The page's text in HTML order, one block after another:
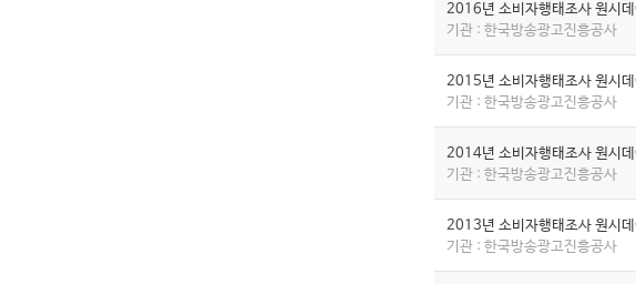
2016년 소비자행태조사 원시데
기관 : 한국방송광고진흥공사
2015년 소비자행태조사 원시데
기관 : 한국방송광고진흥공사
2014년 소비자행태조사 원시데
기관 : 한국방송광고진흥공사
2013년 소비자행태조사 원시데
기관 : 한국방송광고진흥공사